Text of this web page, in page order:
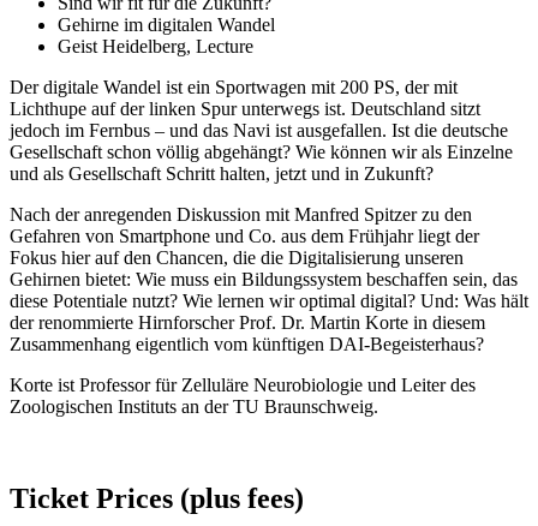
Gehirne im digitalen Wandel
Geist Heidelberg, Lecture
Der digitale Wandel ist ein Sportwagen mit 200 PS, der mit
Lichthupe auf der linken Spur unterwegs ist. Deutschland sitzt
jedoch im Fernbus – und das Navi ist ausgefallen. Ist die deutsche
Gesellschaft schon völlig abgehängt? Wie können wir als Einzelne
und als Gesellschaft Schritt halten, jetzt und in Zukunft?
Nach der anregenden Diskussion mit Manfred Spitzer zu den
Gefahren von Smartphone und Co. aus dem Frühjahr liegt der
Fokus hier auf den Chancen, die die Digitalisierung unseren
Gehirnen bietet: Wie muss ein Bildungssystem beschaffen sein, das
diese Potentiale nutzt? Wie lernen wir optimal digital? Und: Was hält
der renommierte Hirnforscher Prof. Dr. Martin Korte in diesem
Zusammenhang eigentlich vom künftigen DAI-Begeisterhaus?
Korte ist Professor für Zelluläre Neurobiologie und Leiter des
Zoologischen Instituts an der TU Braunschweig.
Ticket Prices (plus fees)